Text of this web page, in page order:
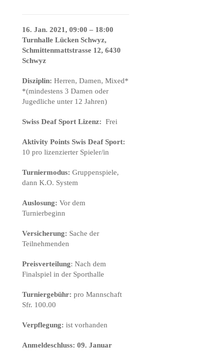
16. Jan. 2021, 09:00 – 18:00
Turnhalle Lücken Schwyz,
Schmittenmattstrasse 12, 6430
Schwyz
Disziplin: Herren, Damen, Mixed*
*(mindestens 3 Damen oder
Jugedliche unter 12 Jahren)
Swiss Deaf Sport Lizenz: Frei
Aktivity Points Swis Deaf Sport:
10 pro lizenzierter Spieler/in
Turniermodus: Gruppenspiele,
dann K.O. System
Auslosung: Vor dem
Turnierbeginn
Versicherung: Sache der
Teilnehmenden
Preisverteilung: Nach dem
Finalspiel in der Sporthalle
Turniergebühr: pro Mannschaft
Sfr. 100.00
Verpflegung: ist vorhanden
Anmeldeschluss: 09. Januar